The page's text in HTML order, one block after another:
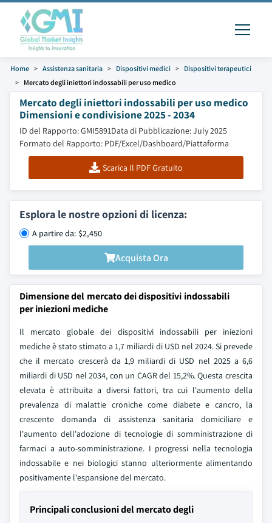
Home Assistenza sanitaria Dispositivi medici
Dispositivi terapeutici
Mercato degli iniettori indossabili per uso medico
Mercato degli iniettori indossabili per uso medico
Dimensioni e condivisione 2025 - 2034
ID del Rapporto: GMI5891Data di Pubblicazione: July 2025
Formato del Rapporto: PDF/Excel/Dashboard/Piattaforma
Scarica Il PDF Gratuito
Esplora le nostre opzioni di licenza:
A partire da: $2,450
Acquista Ora
Dimensione del mercato dei dispositivi indossabili
per iniezioni mediche
Il mercato globale dei dispositivi indossabili per iniezioni
mediche è stato stimato a 1,7 miliardi di USD nel 2024. Si prevede
che il mercato crescerà da 1,9 miliardi di USD nel 2025 a 6,6
miliardi di USD nel 2034, con un CAGR del 15,2%. Questa crescita
elevata è attribuita a diversi fattori, tra cui l'aumento della
prevalenza di malattie croniche come diabete e cancro, la
crescente domanda di assistenza sanitaria domiciliare e
l'aumento dell'adozione di tecnologie di somministrazione di
farmaci a auto-somministrazione. I progressi nella tecnologia
indossabile e nei biologici stanno ulteriormente alimentando
positivamente l'espansione del mercato.
Principali conclusioni del mercato degli